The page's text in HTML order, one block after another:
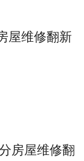
维修翻新
房屋维修翻